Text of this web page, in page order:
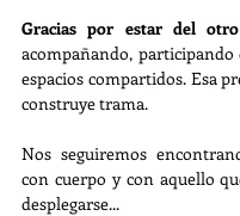
Gracias por estar del
acompañando,
espacios compartidos. Esa
construye trama.
Nos seguiremos
con cuerpo y con aquello
desplegarse...